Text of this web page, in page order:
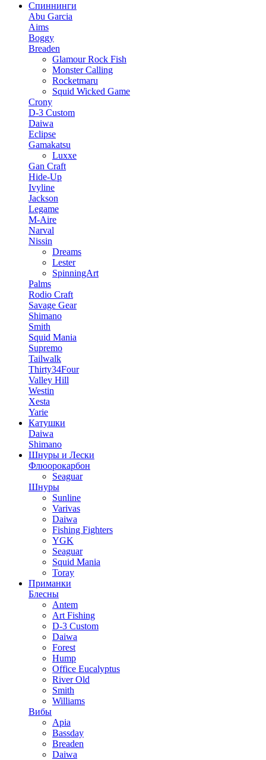
Спиннинги
Abu Garcia
Aims
Boggy
Breaden
Glamour Rock Fish
Monster Calling
Rocketmaru
Squid Wicked Game
Crony
D-3 Custom
Daiwa
Eclipse
Gamakatsu
Luxxe
Gan Craft
Hide-Up
Ivyline
Jackson
Legame
M-Aire
Narval
Nissin
Dreams
Lester
SpinningArt
Palms
Rodio Craft
Savage Gear
Shimano
Smith
Squid Mania
Supremo
Tailwalk
Thirty34Four
Valley Hill
Westin
Xesta
Yarie
Катушки
Daiwa
Shimano
Шнуры и Лески
Флюорокарбон
Seaguar
Шнуры
Sunline
Varivas
Daiwa
Fishing Fighters
YGK
Seaguar
Squid Mania
Toray
Приманки
Блесны
Antem
Art Fishing
D-3 Custom
Daiwa
Forest
Hump
Office Eucalyptus
River Old
Smith
Williams
Вибы
Apia
Bassday
Breaden
Daiwa